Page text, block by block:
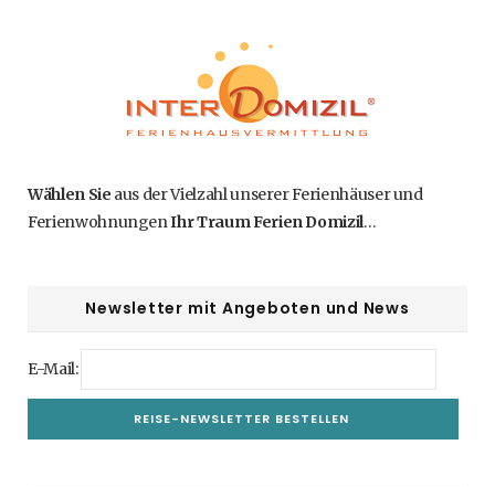
Wählen Sie aus der Vielzahl unserer Ferienhäuser und
FerienwohnungenIhr Traum Ferien Domizil…
Newsletter mit Angeboten und News
E-Mail: